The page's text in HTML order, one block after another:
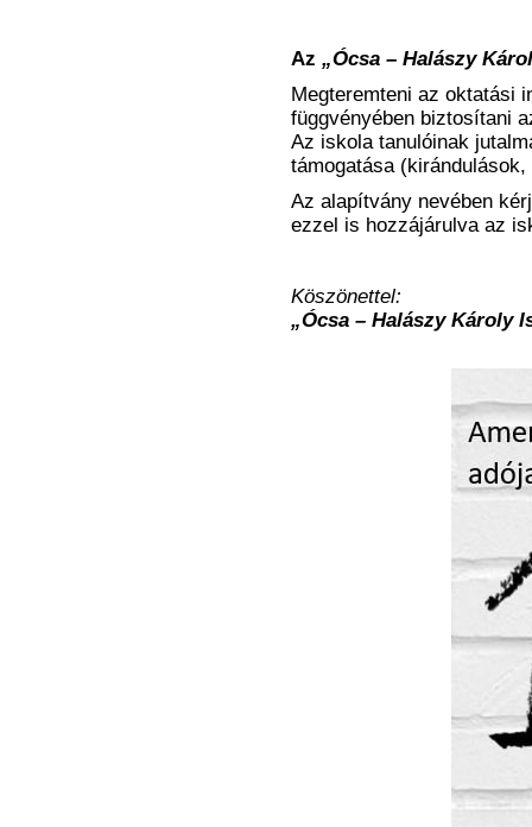
Az „Ócsa – Halászy
Megteremteni az oktatási
függvényében biztosítani
Az iskola tanulóinak
támogatása
Az alapítvány nevében
ezzel is hozzájárulva az
Köszönettel:
„Ócsa – Halászy Károly